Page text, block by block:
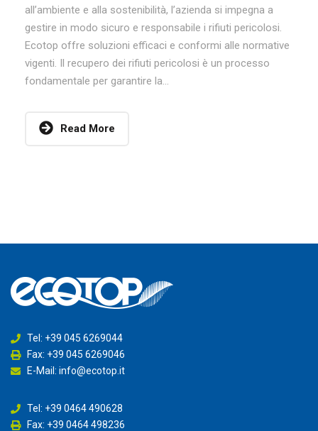
all’ambiente e alla sostenibilità, l’azienda si impegna a
gestire in modo sicuro e responsabile i rifiuti pericolosi.
Ecotop offre soluzioni efficaci e conformi alle normative
vigenti. Il recupero dei rifiuti pericolosi è un processo
fondamentale per garantire la...
Read More
Tel: +39 045 6269044
Fax: +39 045 6269046
E-Mail: info@ecotop.it
Tel: +39 0464 490628
Fax: +39 0464 498236